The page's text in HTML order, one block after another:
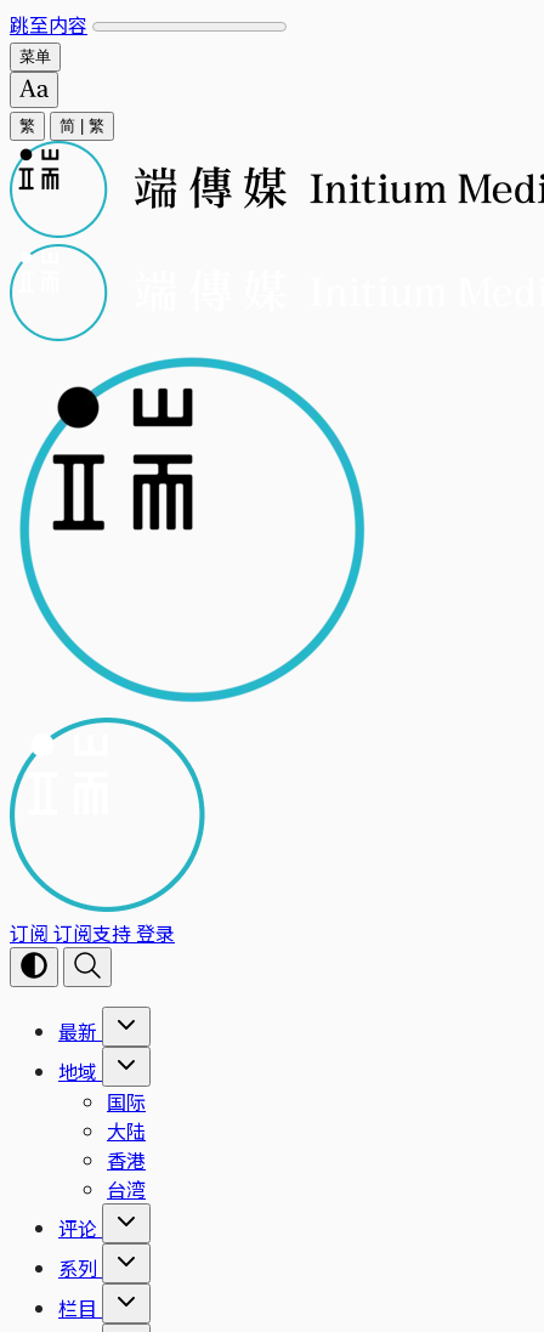
跳至内容
菜单
繁 简 繁
订阅 订阅支持登录
最新
地域
国际
大陆
香港
台湾
评论
系列
栏目